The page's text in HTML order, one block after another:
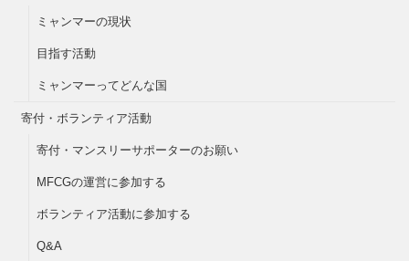
ミャンマーの現状
目指す活動
ミャンマーってどんな国
寄付・ボランティア活動
寄付・マンスリーサポーターのお願い
MFCGの運営に参加する
ボランティア活動に参加する
Q&A